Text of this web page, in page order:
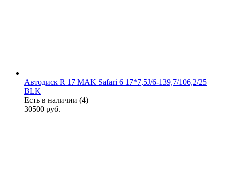
Автодиск R 17 MAK Safari 6 17*7,5J/6-139,7/106,2/25
BLK
Есть в наличии (4)
30500 руб.